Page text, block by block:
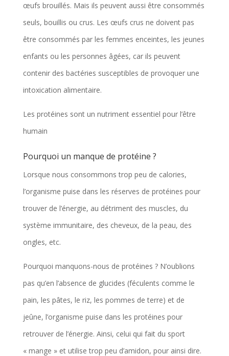
œufs brouillés. Mais ils peuvent aussi être consommés
seuls, bouillis ou crus. Les œufs crus ne doivent pas
être consommés par les femmes enceintes, les jeunes
enfants ou les personnes âgées, car ils peuvent
contenir des bactéries susceptibles de provoquer une
intoxication alimentaire.
Les protéines sont un nutriment essentiel pour l’être
humain
Pourquoi un manque de protéine ?
Lorsque nous consommons trop peu de calories,
l’organisme puise dans les réserves de protéines pour
trouver de l’énergie, au détriment des muscles, du
système immunitaire, des cheveux, de la peau, des
ongles, etc.
Pourquoi manquons-nous de protéines ? N’oublions
pas qu’en l’absence de glucides (féculents comme le
pain, les pâtes, le riz, les pommes de terre) et de
jeûne, l’organisme puise dans les protéines pour
retrouver de l’énergie. Ainsi, celui qui fait du sport
« mange » et utilise trop peu d’amidon, pour ainsi dire.